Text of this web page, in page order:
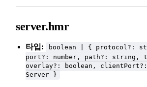
server.hmr
타입:
boolean | { protocol?:
port?: number, path?: string,
overlay?: boolean, clientPort?:
Server }